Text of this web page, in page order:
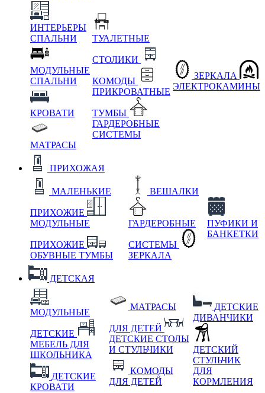
ИНТЕРЬЕРЫ
СПАЛЬНИ
МОДУЛЬНЫЕ
СПАЛЬНИ
КРОВАТИ
МАТРАСЫ
ТУАЛЕТНЫЕ
СТОЛИКИ
КОМОДЫ
ПРИКРОВАТНЫЕ
ТУМБЫ
ГАРДЕРОБНЫЕ
СИСТЕМЫ
ЗЕРКАЛА
ЭЛЕКТРОКАМИНЫ
ПРИХОЖАЯ
МАЛЕНЬКИЕ
ПРИХОЖИЕ
МОДУЛЬНЫЕ
ПРИХОЖИЕ
ОБУВНЫЕ ТУМБЫ
ВЕШАЛКИ
ГАРДЕРОБНЫЕ
СИСТЕМЫ
ЗЕРКАЛА
ПУФИКИ И
БАНКЕТКИ
ДЕТСКАЯ
МОДУЛЬНЫЕ
ДЕТСКИЕ
МЕБЕЛЬ ДЛЯ
ШКОЛЬНИКА
ДЕТСКИЕ
КРОВАТИ
МАТРАСЫ
ДЛЯ ДЕТЕЙ
ДЕТСКИЕ СТОЛЫ
И СТУЛЬЧИКИ
КОМОДЫ
ДЛЯ ДЕТЕЙ
ДЕТСКИЕ
ДИВАНЧИКИ
ДЕТСКИЙ
СТУЛЬЧИК
ДЛЯ
КОРМЛЕНИЯ